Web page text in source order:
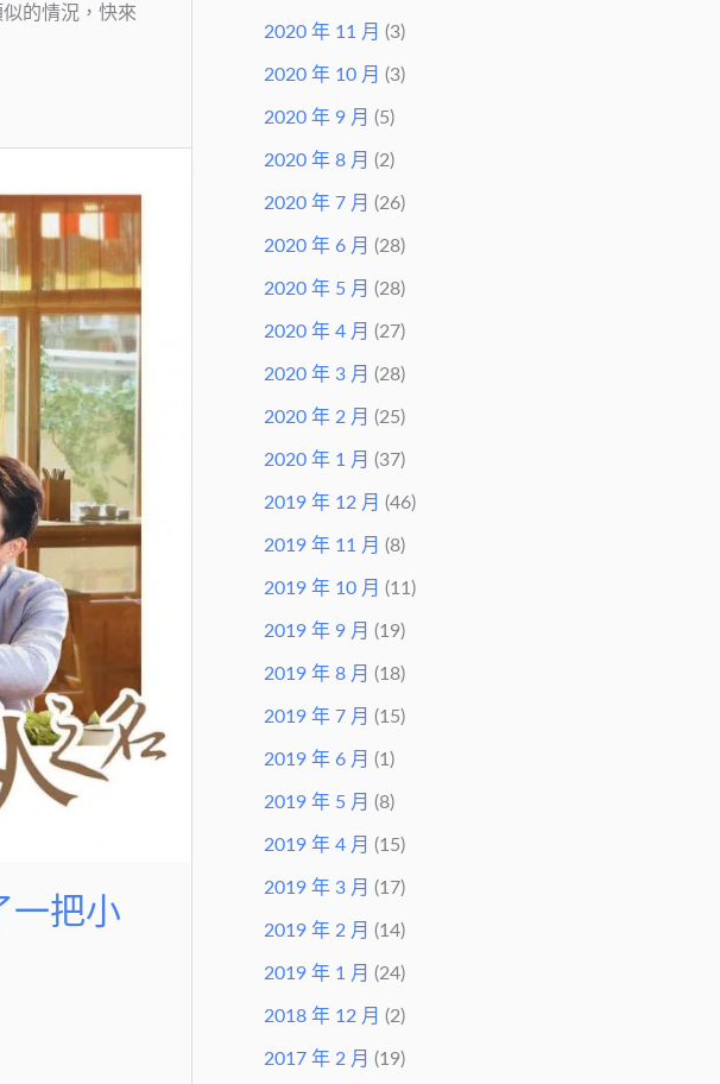
的情況，快來
一把小
2020 年 11 月 (3)
2020 年 10 月 (3)
2020 年 9 月 (5)
2020 年 8 月 (2)
2020 年 7 月 (26)
2020 年 6 月 (28)
2020 年 5 月 (28)
2020 年 4 月 (27)
2020 年 3 月 (28)
2020 年 2 月 (25)
2020 年 1 月 (37)
2019 年 12 月 (46)
2019 年 11 月 (8)
2019 年 10 月 (11)
2019 年 9 月 (19)
2019 年 8 月 (18)
2019 年 7 月 (15)
2019 年 6 月 (1)
2019 年 5 月 (8)
2019 年 4 月 (15)
2019 年 3 月 (17)
2019 年 2 月 (14)
2019 年 1 月 (24)
2018 年 12 月 (2)
2017 年 2 月 (19)